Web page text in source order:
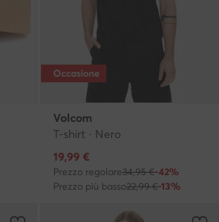
Occasione
Volcom
T-shirt · Nero
Prezzo attuale
19,99 €
Prezzo regolare34,95 €-42%
Prezzo più basso22,99 €-13%